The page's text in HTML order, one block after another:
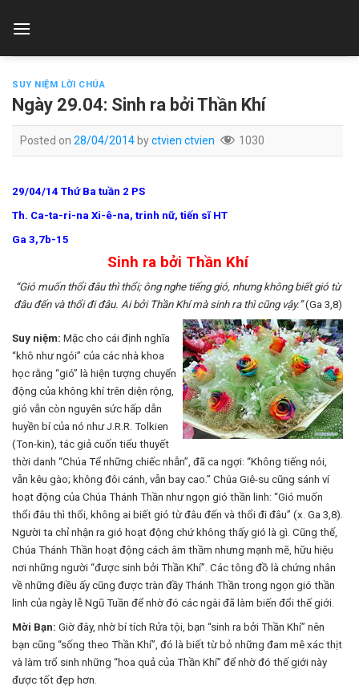
SUY NIỆM LỜI CHÚA
Ngày 29.04: Sinh ra bởi Thần Khí
Posted on 28/04/2014byctvien ctvien 1030
29/04/14 Thứ Ba tuần 2 PS
Th. Ca-ta-ri-na Xi-ê-na, trinh nữ, tiến sĩ HT
Ga 3,7b-15
Sinh ra bởi Thần Khí
“Gió muốn thổi đâu thì thổi; ông nghe tiếng gió, nhưng không biết gió từ
đâu đến và thổi đi đâu. Ai bởi Thần Khí mà sinh ra thì cũng vậy.”(Ga 3,8)
Suy niệm: Mặc cho cái định nghĩa
“khô như ngói” của các nhà khoa
học rằng “gió” là hiện tượng chuyển
động của không khí trên diện rộng,
gió vẫn còn nguyên sức hấp dẫn
huyền bí của nó như J.R.R. Tolkien
(Ton-kin), tác giả cuốn tiểu thuyết
thời danh “Chúa Tể những chiếc nhẫn”, đã ca ngợi: “Không tiếng nói,
vẫn kêu gào; không đôi cánh, vẫn bay cao.” Chúa Giê-su cũng sánh ví
hoạt động của Chúa Thánh Thần như ngọn gió thần linh: “Gió muốn
thổi đâu thì thổi, không ai biết gió từ đâu đến và thổi đi đâu” (x. Ga 3,8).
Người ta chỉ nhận ra gió hoạt động chứ không thấy gió là gì. Cũng thế,
Chúa Thánh Thần hoạt động cách âm thầm nhưng mạnh mẽ, hữu hiệu
nơi những người “được sinh bởi Thần Khí”. Các tông đồ là chứng nhân
về những điều ấy cũng được tràn đầy Thánh Thần trong ngọn gió thần
linh của ngày lễ Ngũ Tuần để nhờ đó các ngài đã làm biến đổi thế giới.
Mời Bạn: Giờ đây, nhờ bí tích Rửa tội, bạn “sinh ra bởi Thần Khí” nên
bạn cũng “sống theo Thần Khí”, đó là biết từ bỏ những đam mê xác thịt
và làm trổ sinh những “hoa quả của Thần Khí” để nhờ đó thế giới này
được tốt đẹp hơn.